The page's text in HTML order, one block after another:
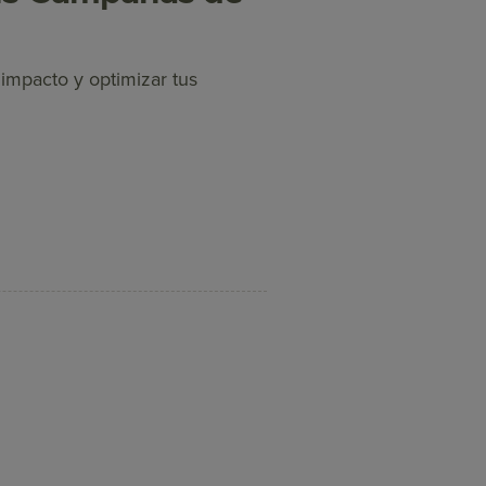
y optimizar tus